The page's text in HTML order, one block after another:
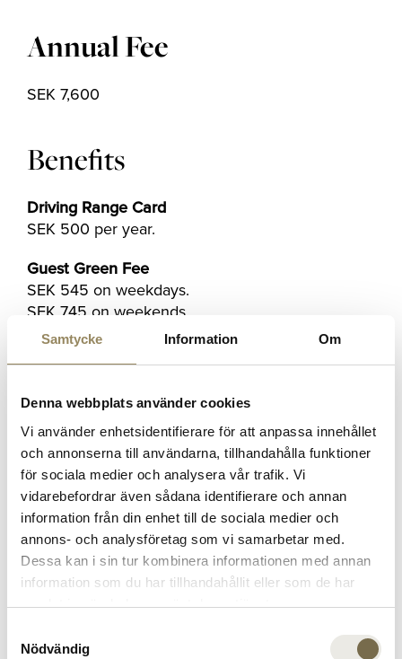
Samtycke Information Om
Denna webbplats använder cookies
Vi använder enhetsidentifierare för att anpassa innehållet
och annonserna till användarna, tillhandahålla funktioner
för sociala medier och analysera vår trafik. Vi
vidarebefordrar även sådana identifierare och annan
information från din enhet till de sociala medier och
annons- och analysföretag som vi samarbetar med.
Dessa kan i sin tur kombinera informationen med annan
information som du har tillhandahållit eller som de har
samlat in när du har använt deras tjänster.
Nödvändig
Annual Fee
SEK 7,600
Benefits
Driving Range Card
SEK 500 per year.
Guest Green Fee
SEK 545 on weekdays.
SEK 745 on weekends.
Guests must play in the same group as a
Booking Tee Times
Access to attractive member tee times.
Up to 30 days in advance.
Number of Booked Tee Times
Up to 3 tee times per course.
Up to 2 tee times on public holidays.
Padel
Reduced price.
Reduced price.